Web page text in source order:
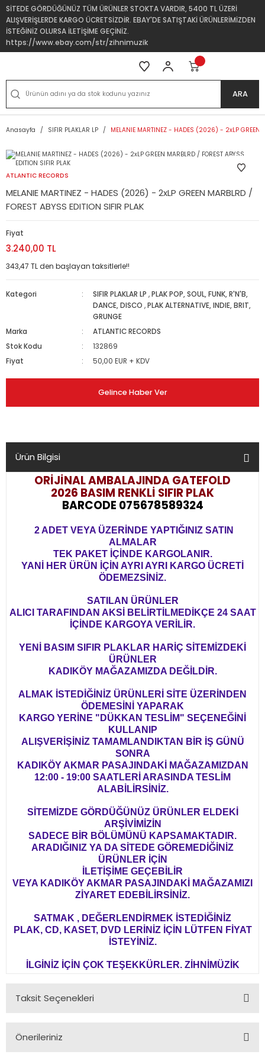
SİTEDE GÖRDÜĞÜNÜZ TÜM ÜRÜNLER STOKTA VARDIR, 5400 TL ÜZERİ
ALIŞVERİŞLERDE KARGO ÜCRETSİZDİR. EBAY'DE SATIŞTAKİ ÜRÜNLERİMİZDEN
İSTEĞİNİZ OLURSA İLETİŞİME GEÇİNİZ.
https://www.ebay.com/str/zihnimuzik
ARA
Anasayfa SIFIR PLAKLAR LP MELANIE MARTINEZ - HADES (2026) - 2xLP GREEN
ATLANTIC RECORDS
MELANIE MARTINEZ - HADES (2026) - 2xLP GREEN MARBLRD /
FOREST ABYSS EDITION SIFIR PLAK
Fiyat
3.240,00 TL
343,47 TL den başlayan taksitlerle!!
Kategori SIFIR PLAKLAR LP ,PLAK POP, SOUL, FUNK, R'N'B,
DANCE, DISCO ,PLAK ALTERNATIVE, INDIE, BRIT,
GRUNGE
Marka
ATLANTIC RECORDS
Stok Kodu
132869
Fiyat
50,00 EUR + KDV
Gelince Haber Ver
Ürün Bilgisi
ORİJİNAL AMBALAJINDA GATEFOLD
2026 BASIM RENKLİ SIFIR PLAK
BARCODE 075678589324
2 ADET VEYA ÜZERİNDE YAPTIĞINIZ SATIN
ALMALAR
TEK PAKET İÇİNDE KARGOLANIR.
YANİ HER ÜRÜN İÇİN AYRI AYRI KARGO ÜCRETİ
ÖDEMEZSİNİZ.
SATILAN ÜRÜNLER
ALICI TARAFINDAN AKSİ BELİRTİLMEDİKÇE 24 SAAT
İÇİNDE KARGOYA VERİLİR.
YENİ BASIM SIFIR PLAKLAR HARİÇ SİTEMİZDEKİ
ÜRÜNLER
KADIKÖY MAĞAZAMIZDA DEĞİLDİR.
ALMAK İSTEDİĞİNİZ ÜRÜNLERİ SİTE ÜZERİNDEN
ÖDEMESİNİ YAPARAK
KARGO YERİNE "DÜKKAN TESLİM" SEÇENEĞİNİ
KULLANIP
ALIŞVERİŞİNİZ TAMAMLANDIKTAN BİR İŞ GÜNÜ
SONRA
KADIKÖY AKMAR PASAJINDAKİ MAĞAZAMIZDAN
12:00 - 19:00 SAATLERİ ARASINDA TESLİM
ALABİLİRSİNİZ.
SİTEMİZDE GÖRDÜĞÜNÜZ ÜRÜNLER ELDEKİ
ARŞİVİMİZİN
SADECE BİR BÖLÜMÜNÜ KAPSAMAKTADIR.
ARADIĞINIZ YA DA SİTEDE GÖREMEDİĞİNİZ
ÜRÜNLER İÇİN
İLETİŞİME GEÇEBİLİR
VEYA KADIKÖY AKMAR PASAJINDAKİ MAĞAZAMIZI
ZİYARET EDEBİLİRSİNİZ.
SATMAK , DEĞERLENDİRMEK İSTEDİĞİNİZ
PLAK, CD, KASET, DVD LERİNİZ İÇİN LÜTFEN FİYAT
İSTEYİNİZ.
İLGİNİZ İÇİN ÇOK TEŞEKKÜRLER. ZİHNİMÜZİK
Taksit Seçenekleri
Önerileriniz